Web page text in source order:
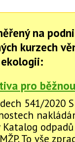
na
kurzech
pro
541/2020
odpadů
To vše